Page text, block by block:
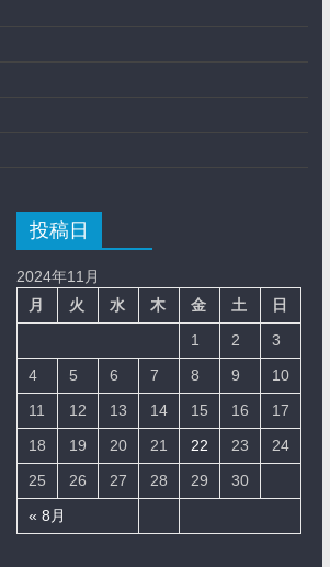
投稿日
2024年11月
月
火 水 木 金 土 日
« 8月
1 2
3
4
5 6 7 8 9
10
11
12 13 14 15 16
17
18
19 20 21 22 23
24
25
26 27 28 29 30